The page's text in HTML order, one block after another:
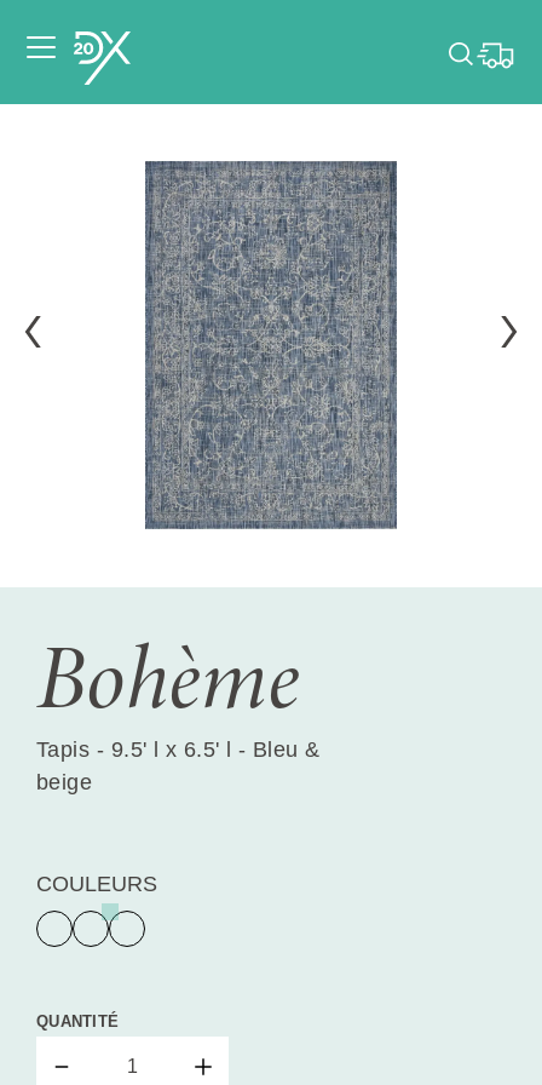
dates de votre
événement.
Choisir mes dates
Bohème
Tapis - 9.5' l x 6.5' l - Bleu &
beige
COULEURS
QUANTITÉ